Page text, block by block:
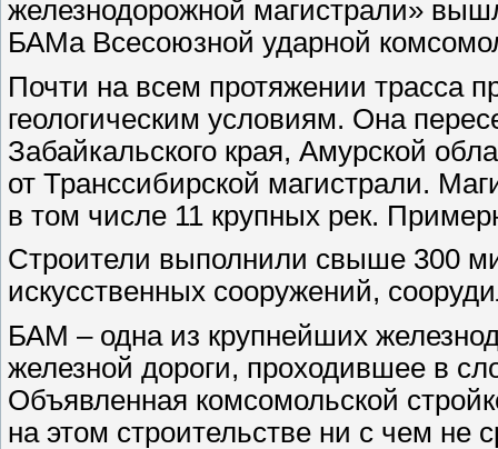
железнодорожной магистрали»
БАМа Всесоюзной ударной
Почти на всем протяжении трасса
геологическим условиям. Она
Забайкальского края, Амурской
от Транссибирской магистрали.
в том числе 11 крупных рек.
Строители выполнили свыше 300
искусственных сооружений,
БАМ – одна из крупнейших
железной дороги, проходившее в
Объявленная комсомольской
на этом строительстве ни с чем